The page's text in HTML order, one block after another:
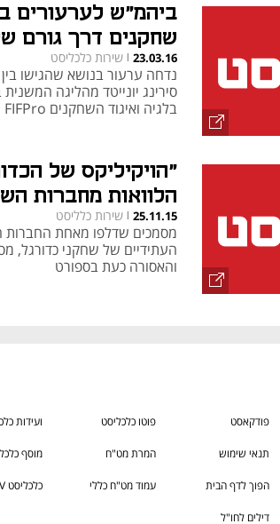
ביהמ"ש לערעורים
שחקנים דרך גורם
23.03.16
| שירות כלכליסט
נדחה ערעור בנושא שהגישו
סירינג יונייטד מהליגה
בלגיה ואיגוד השחקנים FIFPro
"הויקיליקס של
הלוואות מחברות
25.11.15
| שירות כלליסט
מסמכים שדלפו מאחת החברות
העתידיים של שחקני כדורגל,
והאסורה כעת בספורט
פודקאסט פוטו כלכליסט ועידות
תנאי שימוש המרת מט"ח מוסף
הפוך לדף הבית עמוד מט"ח כללי כלכליסט TV
דילים לחו"ל